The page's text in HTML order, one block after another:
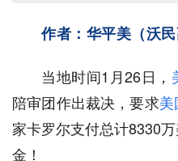
作者：华平美（沃
当地时间1月26日，
陪审团作出裁决，要求美
家卡罗尔支付总计8330
金！